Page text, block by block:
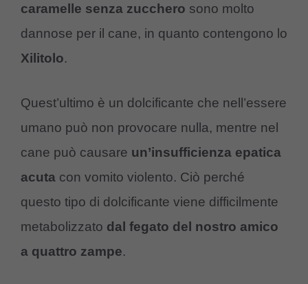
caramelle senza zucchero sono molto
dannose per il cane, in quanto contengono lo
Xilitolo.
Quest’ultimo è un dolcificante che nell’essere
umano può non provocare nulla, mentre nel
cane può causare un’insufficienza epatica
acuta con vomito violento. Ciò perché
questo tipo di dolcificante viene difficilmente
metabolizzato dal fegato del nostro amico
a quattro zampe.